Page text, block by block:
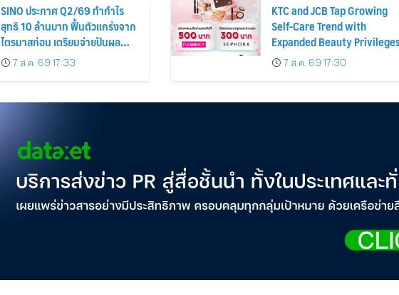
SINO ประกาศ Q2/69 ทำกำไร
สุทธิ 10 ล้านบาท ฟื้นตัวแกร่งจาก
ไตรมาสก่อน เตรียมจ่ายปันผล
ระหว่างกาล 0.014423 บาทต่อหุ้น
ครึ่งปีหลังมุ่งเติบโตต่อเนื่อง
7 ส.ค. 69 17:33
KTC and JCB Tap Growing
Self-Care Trend with
Expanded Beauty
Number of KTC JCB
Cardmembers Spending on
7 ส.ค. 69 17:30